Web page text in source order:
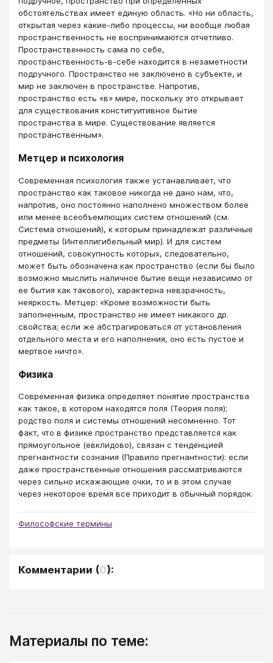
обстоятельствах имеет единую область. «Но ни область,
открытая через какие-либо процессы, ни вообще любая
пространственность не воспринимаются отчетливо.
Пространственность сама по себе,
пространственность-в-себе находится в незаметности
подручного. Пространство не заключено в субъекте, и
мир не заключен в пространстве. Напротив,
пространство есть «в» мире, поскольку это открывает
для существования конституитивное бытие
пространства в мире. Существование является
пространственным».
Метцер и психология
Современная психология также устанавливает, что
пространство как таковое никогда не дано нам, что,
напротив, оно постоянно наполнено множеством более
или менее всеобъемлющих систем отношений (см.
Система отношений), к которым принадлежат различные
предметы (Интеллигибельный мир). И для систем
отношений, совокупность которых, следовательно,
может быть обозначена как пространство (если бы было
возможно мыслить наличное бытие вещи независимо от
ее бытия как такового), характерна невзрачность,
неяркость. Метцер: «Кроме возможности быть
заполненным, пространство не имеет никакого др.
свойства; если же абстрагироваться от установления
отдельного места и его наполнения, оно есть пустое и
мертвое ничто».
Физика
Современная физика определяет понятие пространства
как такое, в котором находятся поля (Теория поля);
родство поля и системы отношений несомненно. Тот
факт, что в физике пространство представляется как
прямоугольное (евклидово), связан с тенденцией
прегнантности сознания (Правило прегнантности): если
даже пространственные отношения рассматриваются
через сильно искажающие очки, то и в этом случае
через некоторое время все приходит в обычный порядок.
Философские термины
Комментарии (0):
Материалы по теме: